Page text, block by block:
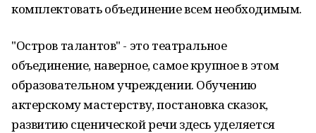
комплектовать объединение всем необходимым.
"Остров талантов" - это театральное
объединение, наверное, самое крупное в этом
образовательном учреждении. Обучению
актерскому мастерству, постановка сказок,
развитию сценической речи здесь уделяется